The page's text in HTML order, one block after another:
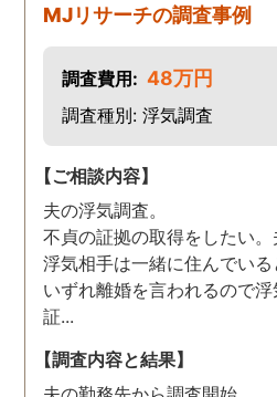
MJリサーチの調査事例
調査費用: 48万円
調査種別: 浮気調査
【ご相談内容】
夫の浮気調査。
不貞の証拠の取得をしたい
浮気相手は一緒に住んでいる
いずれ離婚を言われるので
証...
【調査内容と結果】